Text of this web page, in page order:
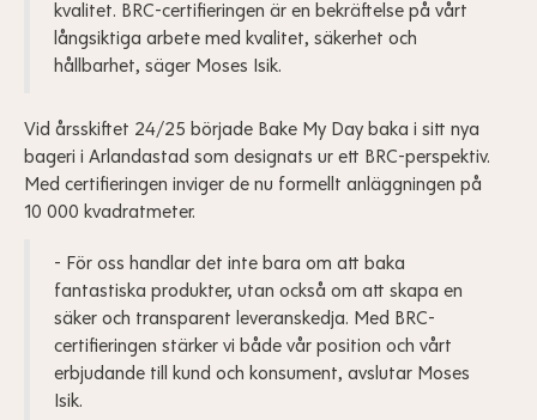
kvalitet. BRC-certifieringen är en bekräftelse på vårt
långsiktiga arbete med kvalitet, säkerhet och
hållbarhet, säger Moses Isik.
Vid årsskiftet 24/25 började Bake My Day baka i sitt nya
bageri i Arlandastad som designats ur ett BRC-perspektiv.
Med certifieringen inviger de nu formellt anläggningen på
10 000 kvadratmeter.
- För oss handlar det inte bara om att baka
fantastiska produkter, utan också om att skapa en
säker och transparent leveranskedja. Med BRC-
certifieringen stärker vi både vår position och vårt
erbjudande till kund och konsument, avslutar Moses
Isik.